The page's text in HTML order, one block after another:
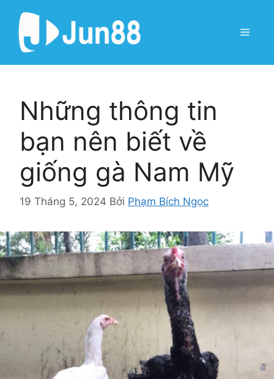
dung
Menu
Những thông tin
bạn nên biết về
giống gà Nam Mỹ
19 Tháng 5, 2024 Bởi Phạm Bích Ngọc